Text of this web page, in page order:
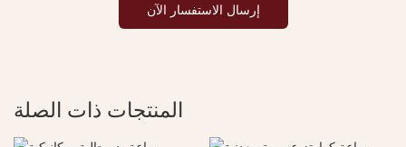
إرسال الاستفسار الآن
المنتجات ذات الصلة